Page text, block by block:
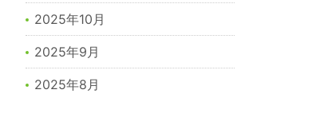
2025年10月
2025年9月
2025年8月